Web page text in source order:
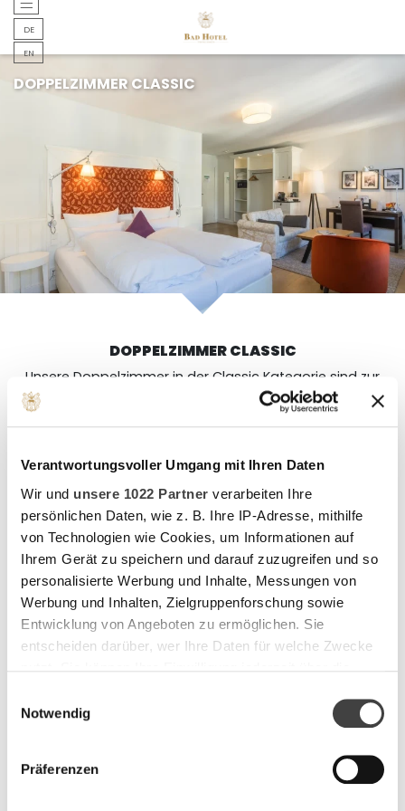
Verantwortungsvoller Umgang mit Ihren Daten
Wir und unsere 1022 Partner verarbeiten Ihre
persönlichen Daten, wie z. B. Ihre IP-Adresse, mithilfe
von Technologien wie Cookies, um Informationen auf
Ihrem Gerät zu speichern und darauf zuzugreifen und so
personalisierte Werbung und Inhalte, Messungen von
Werbung und Inhalten, Zielgruppenforschung sowie
Entwicklung von Angeboten zu ermöglichen. Sie
entscheiden darüber, wer Ihre Daten für welche Zwecke
Trigger Symbol ändern oder widerrufen
Informationen über Ihre geografische Lage erfassen,
Notwendig
Präferenzen
DEDEUTSCH
ENDEUTSCH
DOPPELZIMMER CLASSIC
DOPPELZIMMER CLASSIC
Unsere Doppelzimmer in der Classic Kategorie sind zur
Stadtseite gelegen.
Die großzügigen Zimmer sind mit Sofa oder einer Sitzecke
des Hotels und sind bequem über den Aufzug erreichbar.
Badewanne oder eine Dusche. Die Größe der Zimmer
beträgt ca. 25 m².
Unsere Classic Zimmer bieten durch ihre geräumige
Aufteilung eine wohnliche Atmosphäre, welche durch das
Interieur unterstrichen wird. In dieser Zimmerkategorie
wird die Gemütlichkeit in den Fokus gesetzt.
Alle unsere Zimmer sind Nichtraucherzimmer.